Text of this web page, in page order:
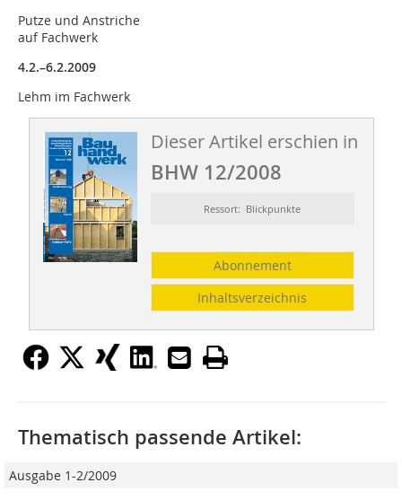
Putze und Anstriche
auf Fachwerk
4.2.–6.2.2009
Lehm im Fachwerk
Dieser Artikel erschien in
BHW 12/2008
Ressort: Blickpunkte
Abonnement
Inhaltsverzeichnis
Thematisch passende Artikel:
Ausgabe 1-2/2009